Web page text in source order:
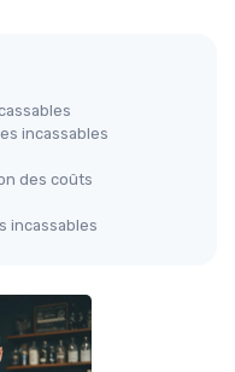
incassables
des coûts
incassables